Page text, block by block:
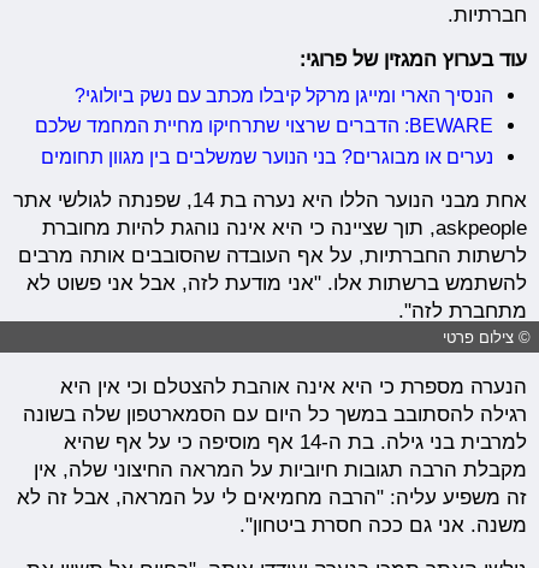
חברתיות.
עוד בערוץ המגזין של פרוגי:
הנסיך הארי ומייגן מרקל קיבלו מכתב עם נשק ביולוגי?
BEWARE: הדברים שרצוי שתרחיקו מחיית המחמד שלכם
נערים או מבוגרים? בני הנוער שמשלבים בין מגוון תחומים
אחת מבני הנוער הללו היא נערה בת 14, שפנתה לגולשי אתר
askpeople, תוך שציינה כי היא אינה נוהגת להיות מחוברת
לרשתות החברתיות, על אף העובדה שהסובבים אותה מרבים
להשתמש ברשתות אלו. "אני מודעת לזה, אבל אני פשוט לא
מתחברת לזה".
© צילום פרטי
הנערה מספרת כי היא אינה אוהבת להצטלם וכי אין היא
רגילה להסתובב במשך כל היום עם הסמארטפון שלה בשונה
למרבית בני גילה. בת ה-14 אף מוסיפה כי על אף שהיא
מקבלת הרבה תגובות חיוביות על המראה החיצוני שלה, אין
זה משפיע עליה: "הרבה מחמיאים לי על המראה, אבל זה לא
משנה. אני גם ככה חסרת ביטחון".